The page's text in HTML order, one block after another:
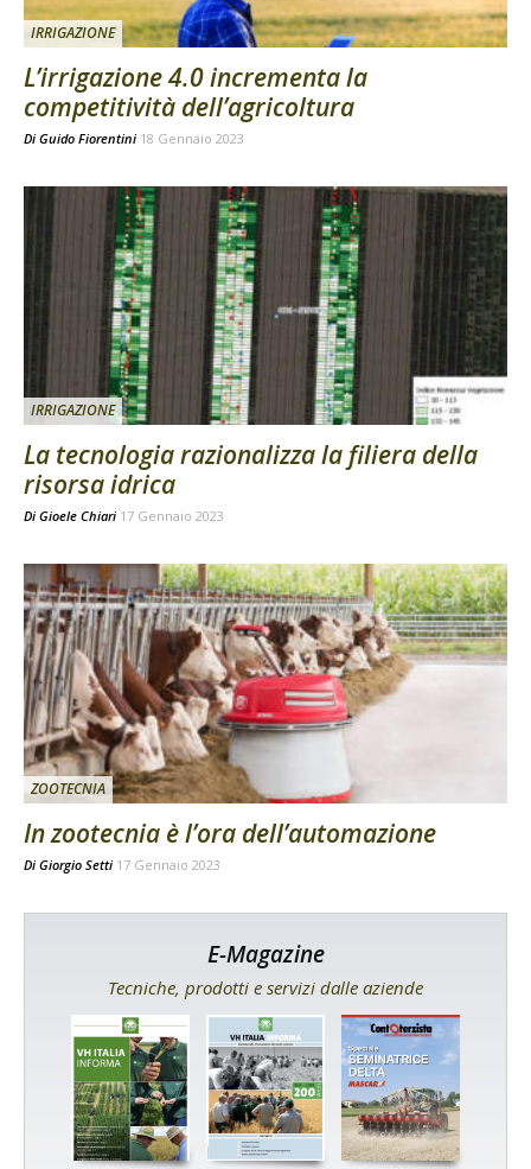
IRRIGAZIONE
L’irrigazione 4.0 incrementa la
competitività dell’agricoltura
Di Guido Fiorentini 18 Gennaio 2023
IRRIGAZIONE
La tecnologia razionalizza la filiera della
risorsa idrica
Di Gioele Chiari 17 Gennaio 2023
ZOOTECNIA
In zootecnia è l’ora dell’automazione
Di Giorgio Setti 17 Gennaio 2023
E-Magazine
Tecniche, prodotti e servizi dalle aziende